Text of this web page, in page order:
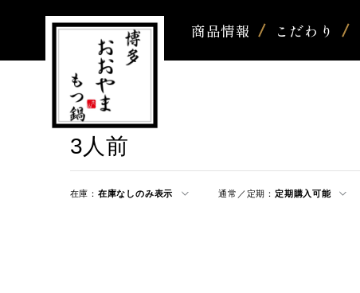
商品情報 こだわり
3人前
在庫： 在庫なしのみ表示 通常／定期： 定期購入可能